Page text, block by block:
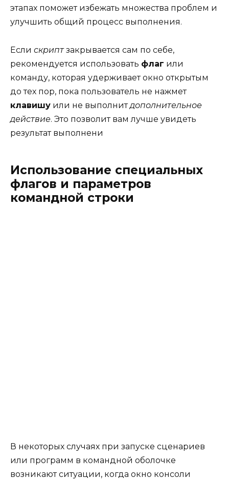
этапах поможет избежать множества проблем и
улучшить общий процесс выполнения.
Если скриптзакрывается сам по себе,
рекомендуется использовать флаг или
команду, которая удерживает окно открытым
до тех пор, пока пользователь не нажмет
клавишу или не выполнитдополнительное
действие. Это позволит вам лучше увидеть
результат выполнени
Использование специальных
флагов и параметров
командной строки
В некоторых случаях при запуске сценариев
или программ в командной оболочке
возникают ситуации, когда окно консоли